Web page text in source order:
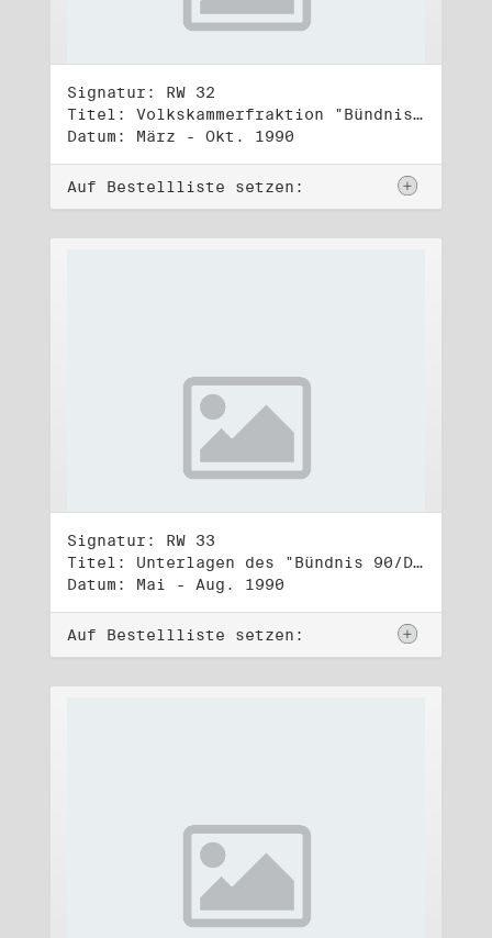
Signatur: RW 32
Titel: Volkskammerfraktion "Bündnis 90/Grüne" (4)
Datum: März - Okt. 1990
Auf Bestellliste setzen:
Signatur: RW 33
Titel: Unterlagen des "Bündnis 90/Die Grünen - BürgerInnenbewegung", Wahlbündnis zur Bundestagswahl am 2.12.1990 (1)
Datum: Mai - Aug. 1990
Auf Bestellliste setzen: